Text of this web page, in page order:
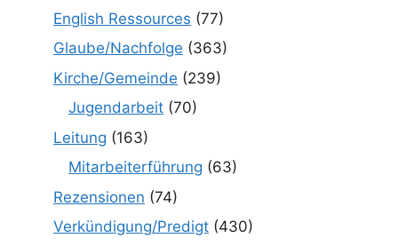
English Ressources (77)
Glaube/Nachfolge (363)
Kirche/Gemeinde (239)
Jugendarbeit (70)
Leitung (163)
Mitarbeiterführung (63)
Rezensionen (74)
Verkündigung/Predigt (430)